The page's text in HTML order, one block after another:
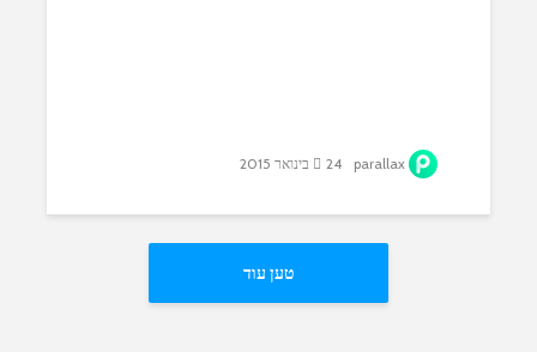
24 בינואר 2015
טען עוד